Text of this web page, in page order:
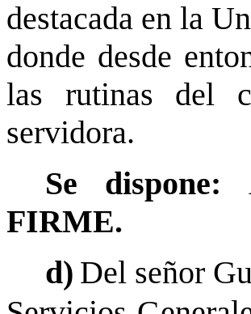
destacada en la
donde desde
las rutinas del
servidora.
Se dispone:
FIRME.
d) Del señor